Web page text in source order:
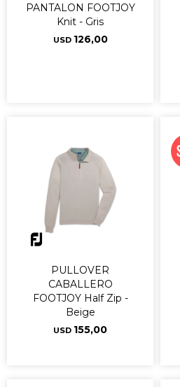
PANTALON FOOTJOY
Knit - Gris
USD 126,00
PULLOVER
CABALLERO
FOOTJOY Half Zip -
Beige
USD 155,00